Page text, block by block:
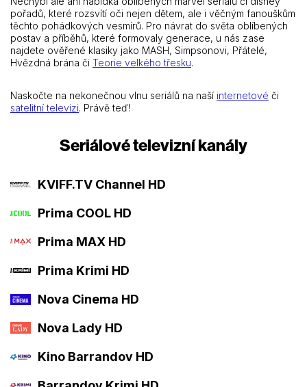
pořadů, které rozsvítí oči nejen dětem, ale i věčným fanouškům
těchto pohádkových vesmírů. Pro návrat do světa oblíbených
postav a příběhů, které formovaly generace, u nás zase
najdete ověřené klasiky jako MASH, Simpsonovi, Přátelé,
Hvězdná brána či Teorie velkého třesku.
Naskočte na nekonečnou vlnu seriálů na naší internetové či
satelitní televizi. Právě teď!
Seriálové televizní kanály
KVIFF.TV Channel HD
Prima COOL HD
Prima MAX HD
Prima Krimi HD
Nova Cinema HD
Nova Lady HD
Kino Barrandov HD